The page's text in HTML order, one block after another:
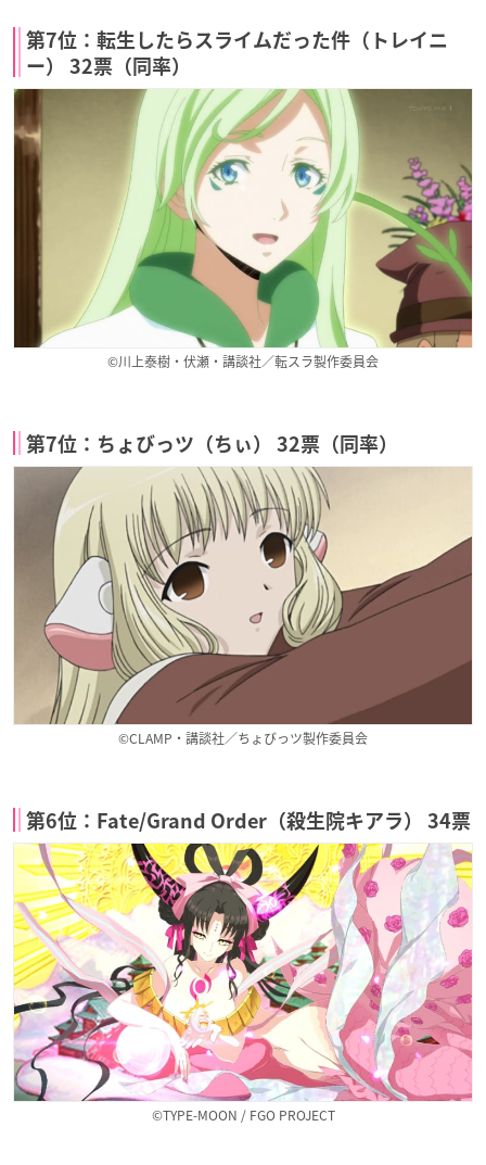
第7位：転生したらスライムだった件（トレイニ
ー） 32票（同率）
©川上泰樹・伏瀬・講談社／転スラ製作委員会
第7位：ちょびっツ（ちぃ） 32票（同率）
©CLAMP・講談社／ちょびっツ製作委員会
第6位：Fate/Grand Order（殺生院キアラ） 34票
©TYPE-MOON / FGO PROJECT